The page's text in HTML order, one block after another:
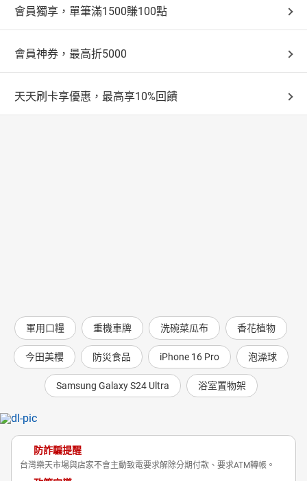
會員獨享，單筆滿1500賺100點
會員神券，最高折5000
天天刷卡享優惠，最高享10%回饋
軍用口糧 重機車牌 洗碗菜瓜布 香花植物
今田美櫻 防災食品 iPhone 16 Pro 泡澡球
Samsung Galaxy S24 Ultra 浴室置物架
防詐騙提醒
台灣樂天市場與店家不會主動致電要求解除分期付款、要求ATM轉帳。